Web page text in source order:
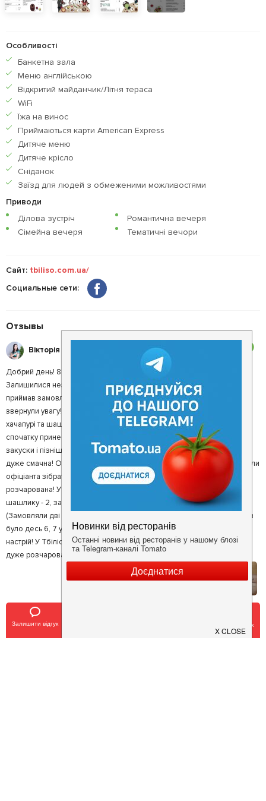
Залишити відгук Забронировать столик
Особливості
Банкетна зала
Меню англiйською
Відкритий майданчик/Літня тераса
WiFi
Їжа на винос
Приймаються карти American Express
Дитяче меню
Дитяче крісло
Сніданок
Заїзд для людей з обмеженими можливостями
Приводи
Ділова зустріч
Романтична вечеря
Сімейна вечеря
Тематичні вечори
Сайт: tbiliso.com.ua/
Социальные сети:
Отзывы
Вікторія Ц.
Добрий день! 8.10.2022 були у Тбілісо на Русанівській набережній.
Залишилися незадоволені обслуговуванням, офіціант довго не
приймав замовлення, треба було мало не за руки хапати, щоб на нас
звернули увагу! Замовили холодні закуски, салат, гарячі закуски,
хачапурі та шашлик. Чекали 40 хв замовлення і при цьому нам
спочатку принесли шашлик і хачапурі і через хвилин 10 салат, гарячі
закуски і пізніше холодні закуски. Їжа нам дуже сподобалася, кухня
дуже смачна! Оскільки замовили багато їжі, то все не з'їли і попросили
офіціанта зібрати нам із собою. Після приїзду додому була дуже
розчарована! У ланч боксах не вистачало їжі, замість 3 шматків
шашлику - 2, замість 1 порції фаршированих грибів було 3 гриба
(Замовляли дві порції, одну просто не подужали) в одній порції грибів
було десь 6, 7 у ланч бокс нам поклали 3 гриби! !!!Дуже зіпсувався
настрій! У Тбілісо крадуть їжу! Як так??? Як таке взагалі може бути???
дуже розчаровані!!!
Эльвира С.
Были сегодня с друзьями в День рождения в tbiliso был восхитителен!